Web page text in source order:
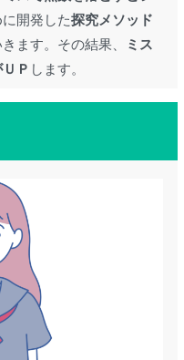
開発した探究メソッド
ます。その結果、
ミス
Ｐ します。